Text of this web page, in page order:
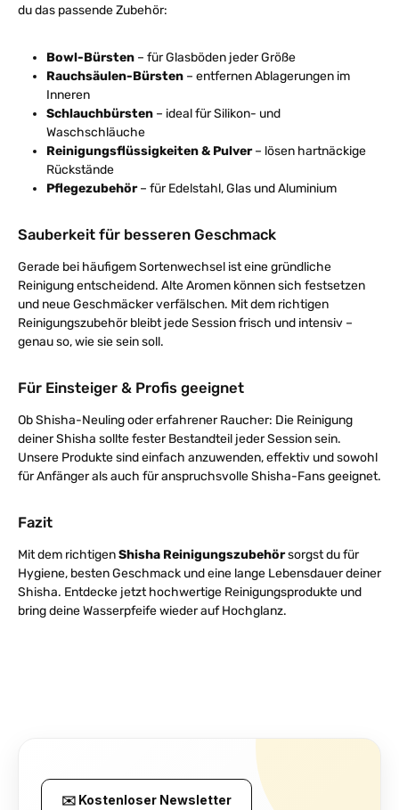
du das passende Zubehör:
Bowl-Bürsten – für Glasböden jeder Größe
Rauchsäulen-Bürsten – entfernen Ablagerungen im
Inneren
Schlauchbürsten – ideal für Silikon- und
Waschschläuche
Reinigungsflüssigkeiten & Pulver– lösen hartnäckige
Rückstände
Pflegezubehör– für Edelstahl, Glas und Aluminium
Sauberkeit für besseren Geschmack
Gerade bei häufigem Sortenwechsel ist eine gründliche
Reinigung entscheidend. Alte Aromen können sich festsetzen
und neue Geschmäcker verfälschen. Mit dem richtigen
Reinigungszubehör bleibt jede Session frisch und intensiv –
genau so, wie sie sein soll.
Für Einsteiger & Profis geeignet
Ob Shisha-Neuling oder erfahrener Raucher: Die Reinigung
deiner Shisha sollte fester Bestandteil jeder Session sein.
Unsere Produkte sind einfach anzuwenden, effektiv und sowohl
für Anfänger als auch für anspruchsvolle Shisha-Fans geeignet.
Fazit
Mit dem richtigenShisha Reinigungszubehörsorgst du für
Hygiene, besten Geschmack und eine lange Lebensdauer deiner
Shisha. Entdecke jetzt hochwertige Reinigungsprodukte und
bring deine Wasserpfeife wieder auf Hochglanz.
✉️ Kostenloser Newsletter